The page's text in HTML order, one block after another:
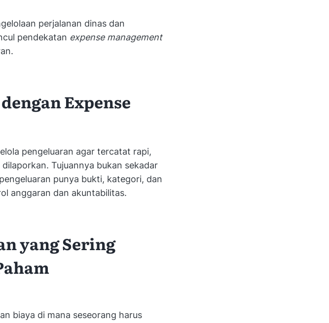
perjalanan dinas dan
pendekatan expense management
Expense
pengeluaran agar tercatat rapi,
Tujuannya bukan sekadar
punya bukti, kategori, dan
anggaran dan akuntabilitas.
yang Sering
biaya di mana seseorang harus